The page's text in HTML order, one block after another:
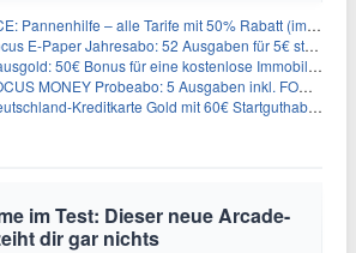
Pannenhilfe – alle Tarife mit 50% Rabatt (im ersten Jahr)
E-Paper Jahresabo: 52 Ausgaben für 5€ statt 207,48€ – per Formular kündbar!
50€ Bonus für eine kostenlose Immobilienbewertung
MONEY Probeabo: 5 Ausgaben inkl. FOCUS+ Zugang für 5€
Kreditkarte Gold mit 60€ Startguthaben (45€ Gewinn)
im Test: Dieser neue Arcade-
dir gar nichts